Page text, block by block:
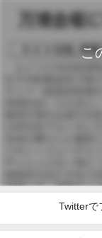
こ
Twitterで